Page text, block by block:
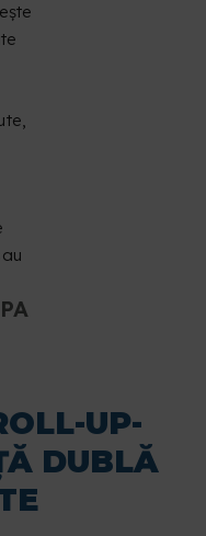
în mare parte
fi vizibilă.
(fără parolă).
încorporate sau
de suprapunere.
corectare
UP-
DUBLĂ